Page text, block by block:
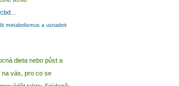
metabolismus a usnadnit
dieta nebo půst a
na vás, pro co se